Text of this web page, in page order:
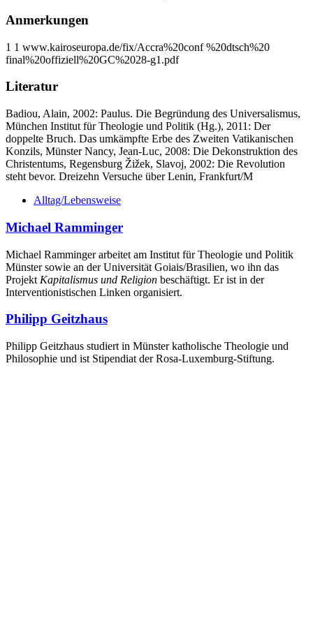
Anmerkungen
1 1 www.kairoseuropa.de/fix/Accra%20conf %20dtsch%20
final%20offiziell%20GC%2028-g1.pdf
Literatur
Badiou, Alain, 2002: Paulus. Die Begründung des Universalismus,
München Institut für Theologie und Politik (Hg.), 2011: Der
doppelte Bruch. Das umkämpfte Erbe des Zweiten Vatikanischen
Konzils, Münster Nancy, Jean-Luc, 2008: Die Dekonstruktion des
Christentums, Regensburg Žižek, Slavoj, 2002: Die Revolution
steht bevor. Dreizehn Versuche über Lenin, Frankfurt/M
Alltag/Lebensweise
Michael Ramminger
Michael Ramminger arbeitet am Institut für Theologie und Politik
Münster sowie an der Universität Goiais/Brasilien, wo ihn das
Projekt Kapitalismus und Religion beschäftigt. Er ist in der
Interventionistischen Linken organisiert.
Philipp Geitzhaus
Philipp Geitzhaus studiert in Münster katholische Theologie und
Philosophie und ist Stipendiat der Rosa-Luxemburg-Stiftung.